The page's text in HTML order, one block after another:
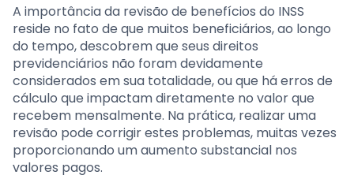
A importância da revisão de benefícios do INSS
reside no fato de que muitos beneficiários, ao longo
do tempo, descobrem que seus direitos
previdenciários não foram devidamente
considerados em sua totalidade, ou que há erros de
cálculo que impactam diretamente no valor que
recebem mensalmente. Na prática, realizar uma
revisão pode corrigir estes problemas, muitas vezes
proporcionando um aumento substancial nos
valores pagos.